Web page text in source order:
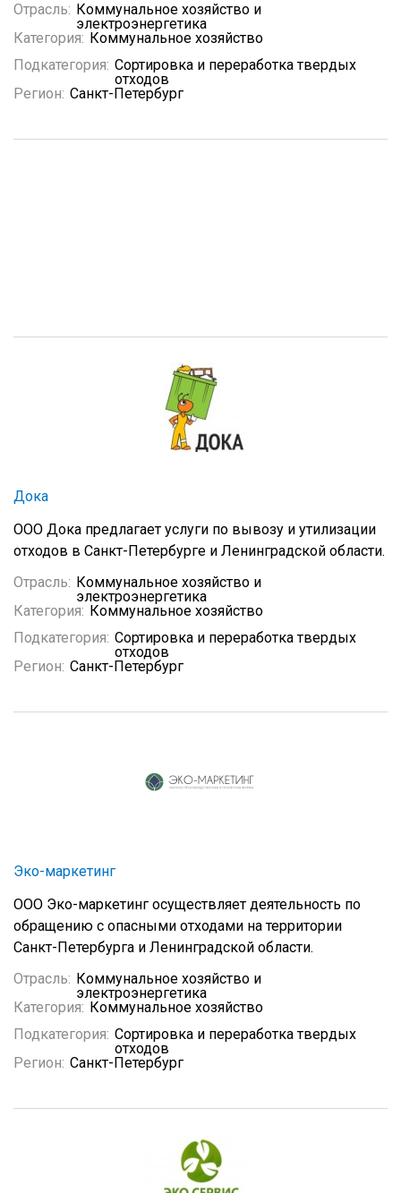
Отрасль: Коммунальное хозяйство и
электроэнергетика
Категория: Коммунальное хозяйство
Подкатегория: Сортировка и переработка твердых
отходов
Регион: Санкт-Петербург
Дока
ООО Дока предлагает услуги по вывозу и утилизации
отходов в Санкт-Петербурге и Ленинградской области.
Отрасль: Коммунальное хозяйство и
электроэнергетика
Категория: Коммунальное хозяйство
Подкатегория: Сортировка и переработка твердых
отходов
Регион: Санкт-Петербург
Эко-маркетинг
ООО Эко-маркетинг осуществляет деятельность по
обращению с опасными отходами на территории
Санкт-Петербурга и Ленинградской области.
Отрасль: Коммунальное хозяйство и
электроэнергетика
Категория: Коммунальное хозяйство
Подкатегория: Сортировка и переработка твердых
отходов
Регион: Санкт-Петербург